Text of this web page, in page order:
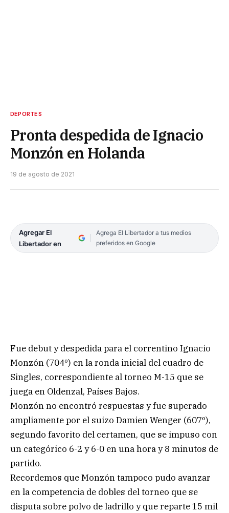
DEPORTES
Pronta despedida de Ignacio
Monzón en Holanda
19 de agosto de 2021
Agregar El
Libertador en
Agrega El Libertador a tus medios
preferidos en Google
Fue debut y despedida para el correntino Ignacio
Monzón (704º) en la ronda inicial del cuadro de
Singles, correspondiente al torneo M-15 que se
juega en Oldenzal, Países Bajos.
Monzón no encontró respuestas y fue superado
ampliamente por el suizo Damien Wenger (607º),
segundo favorito del certamen, que se impuso con
un categórico 6-2 y 6-0 en una hora y 8 minutos de
partido.
Recordemos que Monzón tampoco pudo avanzar
en la competencia de dobles del torneo que se
disputa sobre polvo de ladrillo y que reparte 15 mil